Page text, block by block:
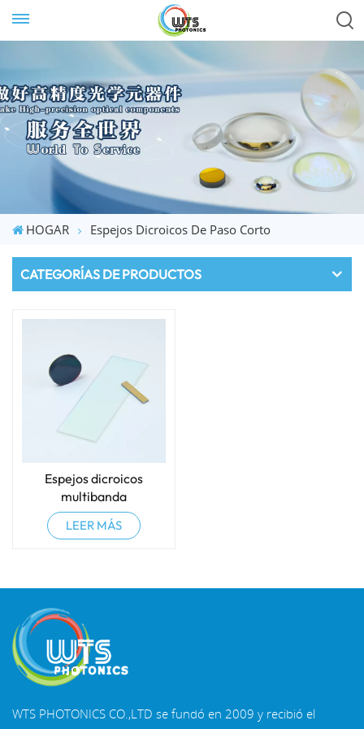
HOGAR Espejos Dicroicos De Paso Corto
CATEGORÍAS DE PRODUCTOS
Espejos dicroicos
multibanda
LEER MÁS
WTS PHOTONICS CO.,LTD se fundó en 2009 y recibió el